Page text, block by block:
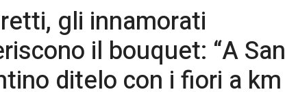
gli innamorati
il bouquet: “A San
ditelo con i fiori a km